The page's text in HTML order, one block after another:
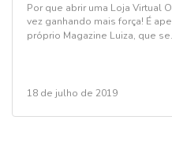
Por que abrir uma Loja Virtual
vez ganhando mais força! É
próprio Magazine Luiza, que
18 de julho de 2019